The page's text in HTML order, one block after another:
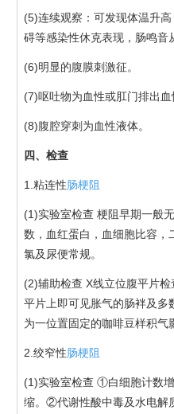
(5)连续观察：可发现体温升
碍等感染性休克表现，肠鸣音
(6)明显的腹膜刺激征。
(7)呕吐物为血性或肛门排出血
(8)腹腔穿刺为血性液体。
四、检查
1.粘连性肠梗阻
(1)实验室检查 梗阻早期一般
数，血红蛋白，血细胞比容，
氯及尿便常规。
(2)辅助检查 X线立位腹平片
平片上即可见胀气的肠袢及多
为一位置固定的咖啡豆样积气
2.绞窄性肠梗阻
(1)实验室检查 ①白细胞计数
缩。②代谢性酸中毒及水电解